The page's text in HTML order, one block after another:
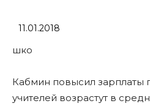
11.01.2018
шко
Кабмин повысил зарплаты
учителей возрастут в